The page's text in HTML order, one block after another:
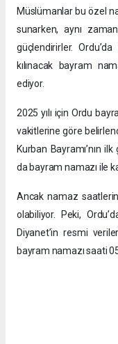
Müslümanlar bu özel
sunarken, aynı
güçlendirirler.
kılınacak bayram
ediyor.
2025 yılı için Ordu
vakitlerine göre
Kurban Bayramı’nın
da bayram namazı ile
Ancak namaz
olabiliyor. Peki,
Diyanet’in resmi
bayram namazı saati